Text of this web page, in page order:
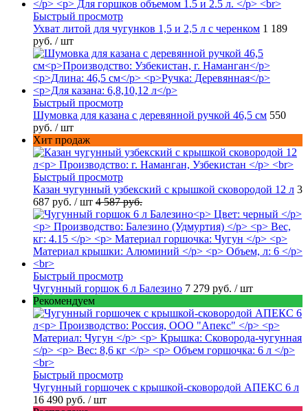
Быстрый просмотр
Ухват литой для чугунков 1,5 и 2,5 л с черенком 1 189
руб. / шт
Быстрый просмотр
Шумовка для казана с деревянной ручкой 46,5 см 550
руб. / шт
Хит продаж
Быстрый просмотр
Казан чугунный узбекский с крышкой сковородой 12 л 3
687 руб. / шт 4 587 руб.
Быстрый просмотр
Чугунный горшок 6 л Балезино 7 279 руб. / шт
Рекомендуем
Быстрый просмотр
Чугунный горшочек с крышкой-сковородой АПЕКС 6 л
16 490 руб. / шт